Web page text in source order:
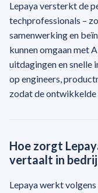
Lepaya versterkt de
techprofessionals –
samenwerking en
kunnen omgaan met
uitdagingen en snelle
op engineers,
zodat de
Hoe zorgt
vertaalt in
Lepaya werkt